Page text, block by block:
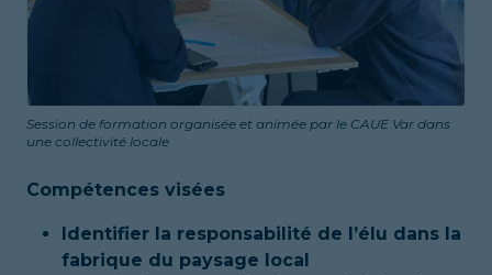
Session de formation organisée et animée par le CAUE Var dans
une collectivité locale
Compétences visées
Identifier la responsabilité de l’élu dans la
fabrique du paysage local